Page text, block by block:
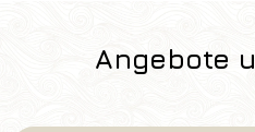
Angebote